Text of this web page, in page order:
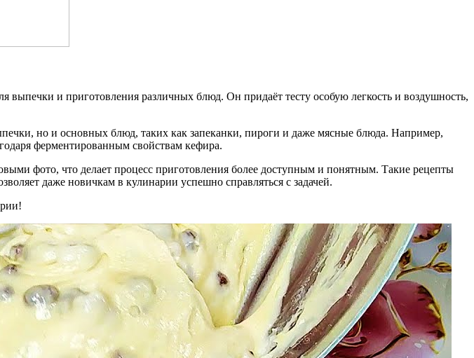
и приготовления различных блюд. Он придаёт тесту особую легкость и воздушность,
но и основных блюд, таких как запеканки, пироги и даже мясные блюда. Например,
ферментированным свойствам кефира.
фото, что делает процесс приготовления более доступным и понятным. Такие рецепты
даже новичкам в кулинарии успешно справляться с задачей.